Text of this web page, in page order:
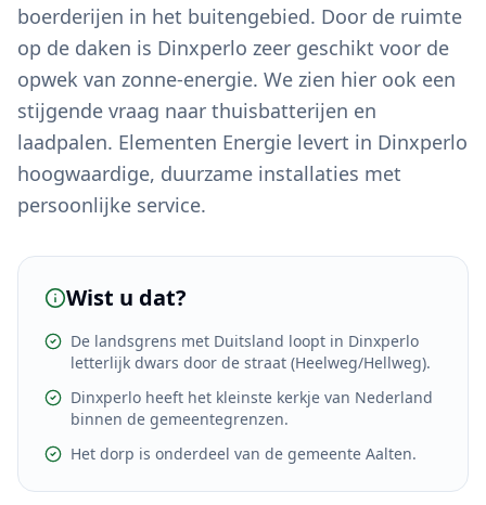
boerderijen in het buitengebied. Door de ruimte
op de daken is Dinxperlo zeer geschikt voor de
opwek van zonne-energie. We zien hier ook een
stijgende vraag naar thuisbatterijen en
laadpalen. Elementen Energie levert in Dinxperlo
hoogwaardige, duurzame installaties met
persoonlijke service.
Wist u dat?
De landsgrens met Duitsland loopt in Dinxperlo
letterlijk dwars door de straat (Heelweg/Hellweg).
Dinxperlo heeft het kleinste kerkje van Nederland
binnen de gemeentegrenzen.
Het dorp is onderdeel van de gemeente Aalten.